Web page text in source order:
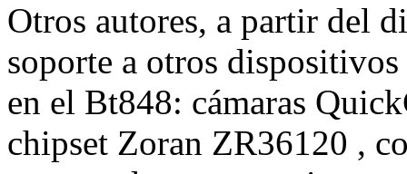
Otros autores, a partir del
soporte a otros
en el Bt848: cámaras
chipset Zoran ZR36120 ,